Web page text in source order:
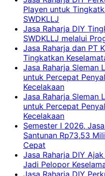
Playen untuk
SWDKLLJ
Jasa Raharja DIY
SWDKLLJ melalui
Jasa Raharja dan PT
Tingkatkan
Jasa Raharja Sleman
untuk Percepat
Kecelakaan
Jasa Raharja Sleman
untuk Percepat
Kecelakaan
Semester I 2026,
Santunan Rp73,53
Cepat
Jasa Raharja DIY
Jadi Pelopor